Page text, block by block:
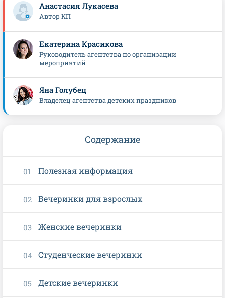
Анастасия Лукасева
Автор КП
Екатерина Красикова
Руководитель агентства по организации
мероприятий
Яна Голубец
Владелец агентства детских праздников
Содержание
Полезная информация
Вечеринки для взрослых
Женские вечеринки
Студенческие вечеринки
Детские вечеринки